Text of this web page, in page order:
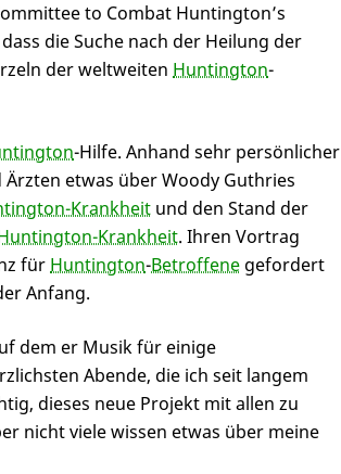
to Combat Huntington’s
die Suche nach der Heilung der
der weltweiten Huntington-
-Hilfe. Anhand sehr persönlicher
etwas über Woody Guthries
Krankheit und den Stand der
Krankheit. Ihren Vortrag
für Huntington-Betroffene gefordert
Anfang.
dem er Musik für einige
Abende, die ich seit langem
dieses neue Projekt mit allen zu
nicht viele wissen etwas über meine